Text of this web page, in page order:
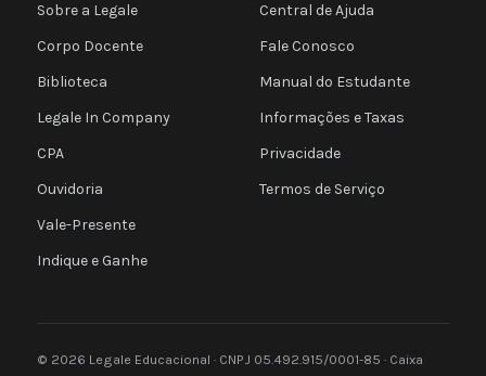
Sobre a Legale
Corpo Docente
Biblioteca
Legale In Company
CPA
Ouvidoria
Vale-Presente
Indique e Ganhe
Central de Ajuda
Fale Conosco
Manual do Estudante
Informações e Taxas
Privacidade
Termos de Serviço
© 2026 Legale Educacional · CNPJ 05.492.915/0001-85 · Caixa